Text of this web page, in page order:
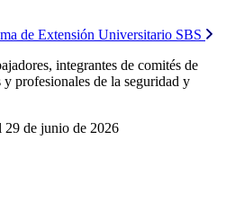
de Extensión Universitario SBS
integrantes de comités de
y profesionales de la seguridad y
29 de junio de 2026